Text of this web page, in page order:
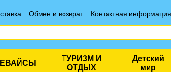
Обмен и возврат
Контактная информация
ТУРИЗМ И
ОТДЫХ
Детский
мир